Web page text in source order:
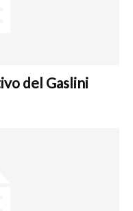
del Gaslini